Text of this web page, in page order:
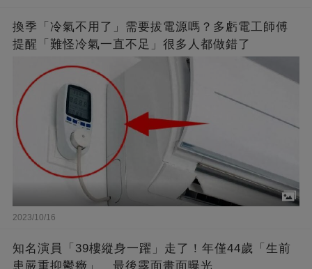
換季「冷氣不用了」需要拔電源嗎？多虧電工師傅
提醒「難怪冷氣一直不足」很多人都做錯了
2023/10/16
知名演員「39樓縱身一躍」走了！年僅44歲「生前
患嚴重抑鬱癥」 最後露面畫面曝光